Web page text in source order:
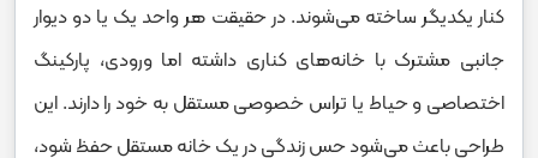
کنار یکدیگر ساخته می‌شوند. در حقیقت هر واحد یک یا دو دیوار
جانبی مشترک با خانه‌های کناری داشته اما ورودی، پارکینگ
اختصاصی و حیاط یا تراس خصوصی مستقل به خود را دارند. این
طراحی باعث می‌شود حس زندگی در یک خانه مستقل حفظ شود،